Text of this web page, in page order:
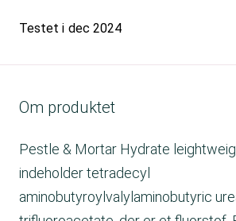
Testet i dec 2024
Om produktet
Pestle & Mortar Hydrate
indeholder tetradecyl
aminobutyroylvalylaminobutyric